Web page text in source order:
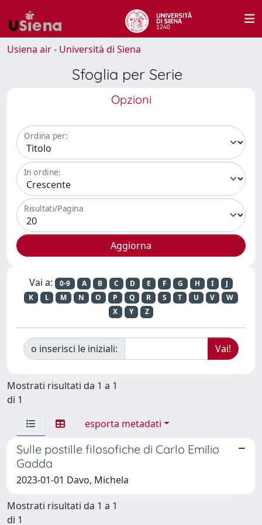
Usiena air - Università di Siena
Sfoglia per Serie
Opzioni
Ordina per:
In ordine:
Risultati/Pagina
Vai a: 0-9 A B C D E F G H I
J
K
L M N O P Q R S T U V
W
X
Y Z
o inserisci le iniziali:
Mostrati risultati da 1 a 1
di 1
esporta metadati
Sulle postille filosofiche di Carlo Emilio
Gadda
2023-01-01 Davo, Michela
Mostrati risultati da 1 a 1
di 1